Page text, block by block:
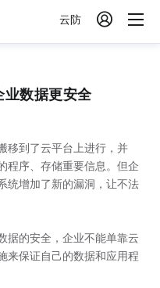
云防 
数据更安全
移到了云平台上进行，并
程序、存储重要信息。但企
统增加了新的漏洞，让不法
据的安全，企业不能单靠云
来保证自己的数据和应用程